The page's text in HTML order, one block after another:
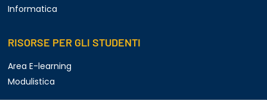
Informatica
RISORSE PER GLI STUDENTI
Area E-learning
Modulistica